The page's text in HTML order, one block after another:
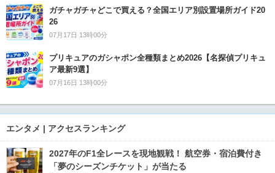
ガチャガチャどこで買える？全国エリア別設置場所ガイド20
26
07月17日 13時00分
プリキュアのガシャポン全種類まとめ2026【名探偵プリキュ
ア最新9選】
07月16日 13時00分
エンタメ | アクセスランキング
2027年のF1全レースを現地観戦！ 航空券・宿泊費付き
「夢のシーズンチケット」が当たる